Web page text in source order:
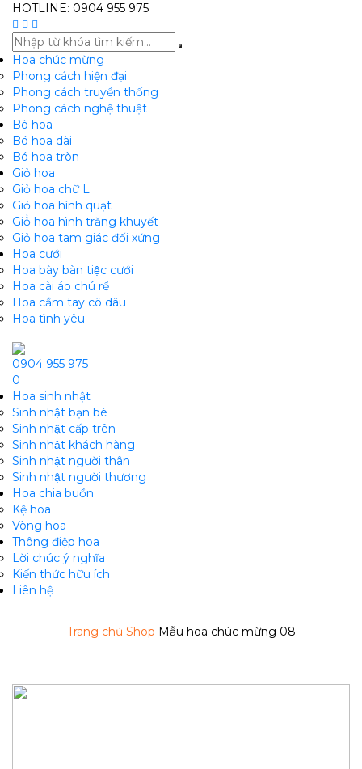
HOTLINE: 0904 955 975
Hoa chúc mừng
Phong cách hiện đại
Phong cách truyền thống
Phong cách nghệ thuật
Bó hoa
Bó hoa dài
Bó hoa tròn
Giỏ hoa
Giỏ hoa chữ L
Giỏ hoa hình quạt
Giỏ̉ hoa hình trăng khuyết
Giỏ hoa tam giác đối xứng
Hoa cưới
Hoa bày bàn tiệc cưới
Hoa cài áo chú rể
Hoa cầm tay cô dâu
Hoa tình yêu
0904 955 975
0
Hoa sinh nhật
Sinh nhật bạn bè
Sinh nhật cấp trên
Sinh nhật khách hàng
Sinh nhật người thân
Sinh nhật người thương
Hoa chia buồn
Kệ hoa
Vòng hoa
Thông điệp hoa
Lời chúc ý nghĩa
Kiến thức hữu ích
Liên hệ
Trang chủ Shop Mẫu hoa chúc mừng 08